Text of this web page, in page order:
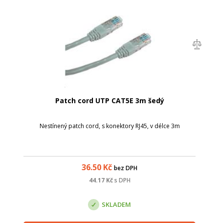
Patch cord UTP CAT5E 3m šedý
Nestínený patch cord, s konektory RJ45, v délce 3m
36.50 Kč bez DPH
44.17Kč s DPH
SKLADEM